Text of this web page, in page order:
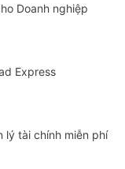
Doanh nghiệp
Express
lý tài chính miễn phí